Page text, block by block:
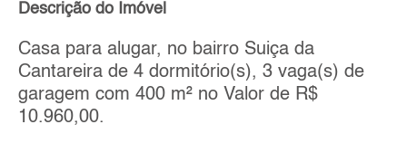
Descrição do Imóvel
Casa para alugar, no bairro Suiça da
Cantareira de 4 dormitório(s), 3 vaga(s) de
garagem com 400 m² no Valor de R$
10.960,00.